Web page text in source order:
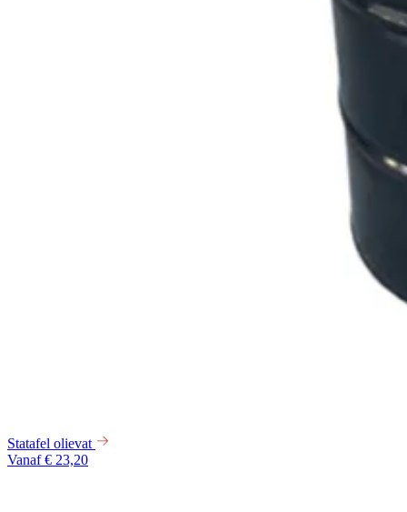
Statafel olievat
Vanaf € 23,20